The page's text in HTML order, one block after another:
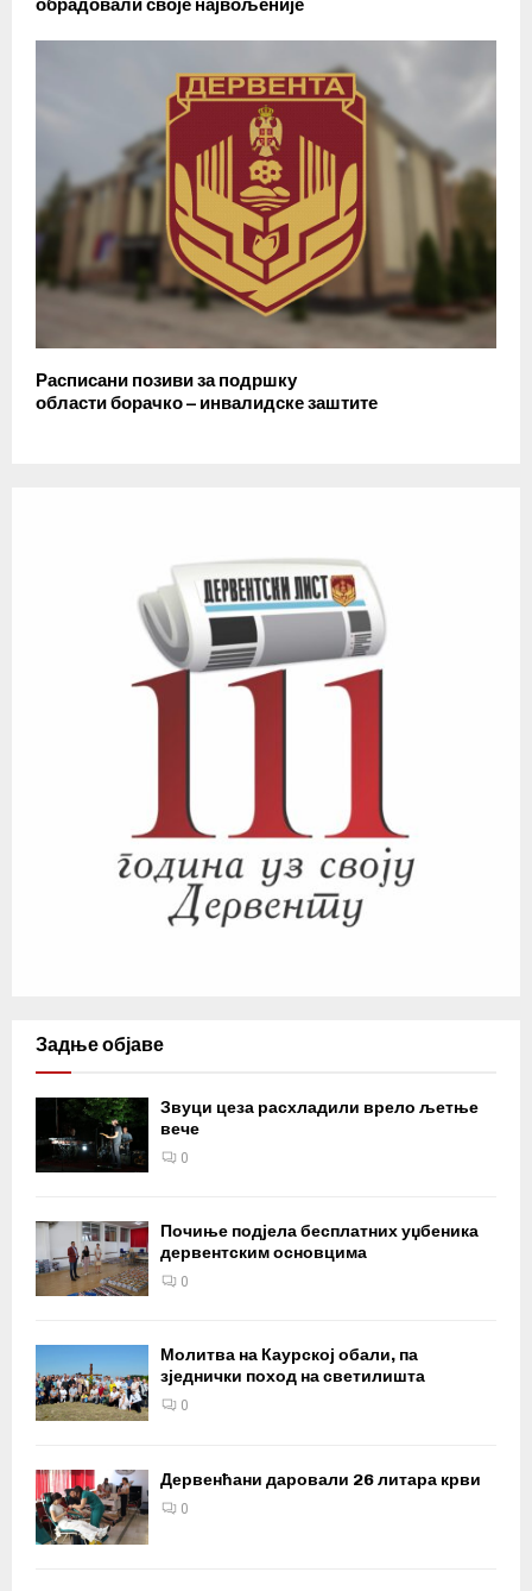
обрадовали своје највољеније
Расписани позиви за подршку
области борачко – инвалидске заштите
Задње објаве
Звуци цеза расхладили врело љетње
вече
0
Почиње подјела бесплатних уџбеника
дервентским основцима
0
Молитва на Каурској обали, па
зједнички поход на светилишта
0
Дервенћани даровали 26 литара крви
0